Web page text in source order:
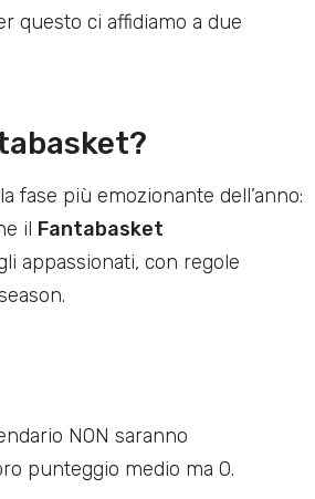
questo ci affidiamo a due
fase più emozionante dell’anno:
il Fantabasket
appassionati, con regole
NON saranno
punteggio medio ma 0.